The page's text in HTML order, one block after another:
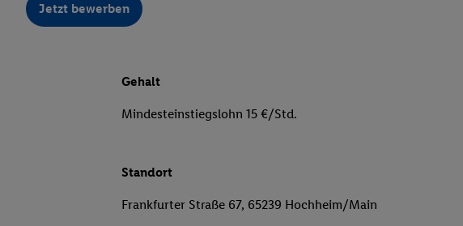
Jetzt bewerben
Gehalt
Mindesteinstiegslohn 15 €/Std.
Standort
Frankfurter Straße 67, 65239 Hochheim/Main